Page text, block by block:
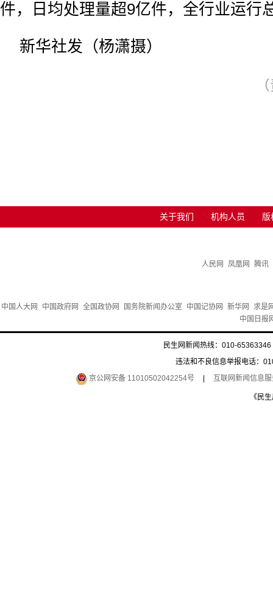
件，日均处理量超9亿件，全行业运行
新华社发（杨潇摄）
关于我们 机构人员 版
人民网 凤凰网 腾讯
中国人大网 中国政府网 全国政协网 国务院新闻办公室 中国记协网 新华网
求是
中国日报
民生网新闻热线：010-
违法和不良信息举报电话：
京公网安备 11010502042254号
互联网新闻信息
《民